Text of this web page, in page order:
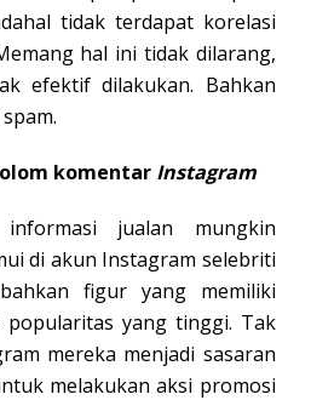
tidak terdapat korelasi
hal ini tidak dilarang,
efektif dilakukan. Bahkan
komentar Instagram
jualan mungkin
di akun Instagram selebriti
figur yang memiliki
popularitas yang tinggi. Tak
mereka menjadi sasaran
melakukan aksi promosi